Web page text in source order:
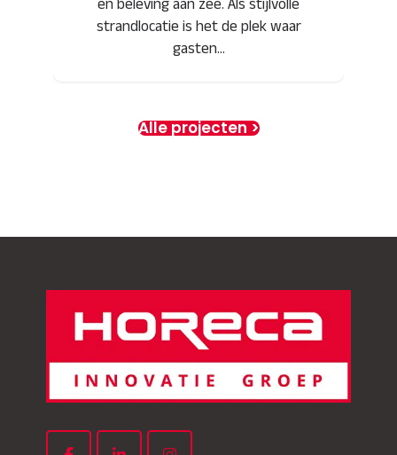
en beleving aan zee. Als stijlvolle
strandlocatie is het de plek waar
gasten…
Alle projecten >